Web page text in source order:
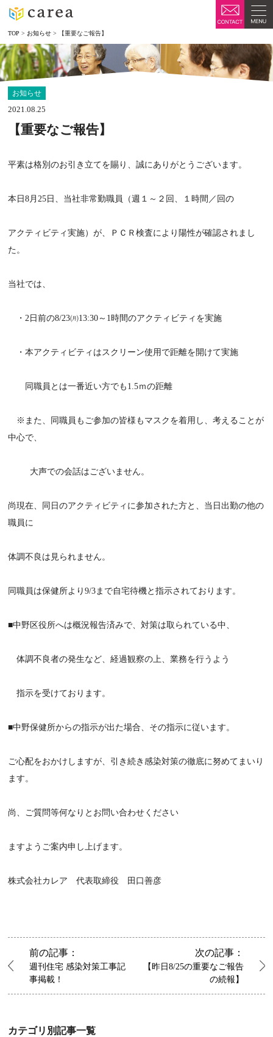
TOP > お知らせ > 【重要なご報告】
お知らせ
2021.08.25
【重要なご報告】
平素は格別のお引き立てを賜り、誠にありがとうございます。
本日8月25日、当社非常勤職員（週１～２回、１時間／回の
アクティビティ実施）が、ＰＣＲ検査により陽性が確認されまし
た。
当社では、
・2日前の8/23㈪13:30～1時間のアクティビティを実施
・本アクティビティはスクリーン使用で距離を開けて実施
同職員とは一番近い方でも1.5ｍの距離
※また、同職員もご参加の皆様もマスクを着用し、考えることが
中心で、
大声での会話はございません。
尚現在、同日のアクティビティに参加された方と、当日出勤の他の
職員に
体調不良は見られません。
同職員は保健所より9/3まで自宅待機と指示されております。
■中野区役所へは概況報告済みで、対策は取られている中、
体調不良者の発生など、経過観察の上、業務を行うよう
指示を受けております。
■中野保健所からの指示が出た場合、その指示に従います。
ご心配をおかけしますが、引き続き感染対策の徹底に努めてまいり
ます。
尚、ご質問等何なりとお問い合わせください
ますようご案内申し上げます。
株式会社カレア 代表取締役 田口善彦
前の記事：
週刊住宅 感染対策工事記
事掲載！
次の記事：
【昨日8/25の重要なご報告
の続報】
カテゴリ別記事一覧